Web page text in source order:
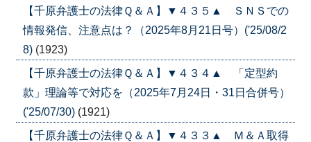
【千原弁護士の法律Ｑ＆Ａ】▼４３５▲ ＳＮＳでの
情報発信、注意点は？（2025年8月21日号）('25/08/2
8) (1923)
【千原弁護士の法律Ｑ＆Ａ】▼４３４▲ 「定型約
款」理論等で対応を（2025年7月24日・31日合併号）
('25/07/30) (1921)
【千原弁護士の法律Ｑ＆Ａ】▼４３３▲ Ｍ＆Ａ取得